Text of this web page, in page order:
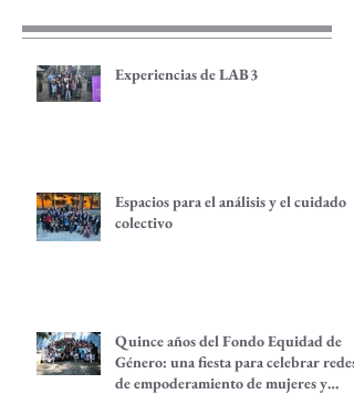
Experiencias de LAB3
Espacios para el análisis y el cuidado
colectivo
Quince años del Fondo Equidad de
Género: una fiesta para celebrar redes
de empoderamiento de mujeres y